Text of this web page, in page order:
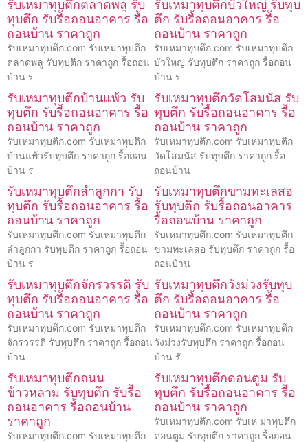
รับเหมาทุบตึกตลาดพลู รับ
ทุบตึก รับรื้อถอนอาคาร รื้อ
ถอนบ้าน ราคาถูก
รับเหมาทุบตึก.com รับเหมาทุบตึก
ตลาดพลู รับทุบตึก ราคาถูก รื้อถอน
บ้าน ร
รับเหมาทุบตึกบัวใหญ่ รับทุบ
ตึก รับรื้อถอนอาคาร รื้อ
ถอนบ้าน ราคาถูก
รับเหมาทุบตึก.com รับเหมาทุบตึก
บัวใหญ่ รับทุบตึก ราคาถูก รื้อถอน
บ้าน ร
รับเหมาทุบตึกบ้านแพ้ว รับ
ทุบตึก รับรื้อถอนอาคาร รื้อ
ถอนบ้าน ราคาถูก
รับเหมาทุบตึก.com รับเหมาทุบตึก
บ้านแพ้วรับทุบตึก ราคาถูก รื้อถอน
บ้าน ร
รับเหมาทุบตึกวัดโสมนัส รับ
ทุบตึก รับรื้อถอนอาคาร รื้อ
ถอนบ้าน ราคาถูก
รับเหมาทุบตึก.com รับเหมาทุบตึก
วัดโสมนัส รับทุบตึก ราคาถูก รื้อ
ถอนบ้าน
รับเหมาทุบตึกลำลูกกา รับ
ทุบตึก รับรื้อถอนอาคาร รื้อ
ถอนบ้าน ราคาถูก
รับเหมาทุบตึก.com รับเหมาทุบตึก
ลำลูกกา รับทุบตึก ราคาถูก รื้อถอน
บ้าน ร
รับเหมาทุบตึกขามทะเลสอ
รับทุบตึก รับรื้อถอนอาคาร
รื้อถอนบ้าน ราคาถูก
รับเหมาทุบตึก.com รับเหมาทุบตึก
ขามทะเลสอ รับทุบตึก ราคาถูก รื้อ
ถอนบ้าน
รับเหมาทุบตึกจักรวรรดิ รับ
ทุบตึก รับรื้อถอนอาคาร รื้อ
ถอนบ้าน ราคาถูก
รับเหมาทุบตึก.com รับเหมาทุบตึก
จักรวรรดิ รับทุบตึก ราคาถูก รื้อถอน
บ้าน
รับเหมาทุบตึกวังม่วงรับทุบ
ตึก รับรื้อถอนอาคาร รื้อ
ถอนบ้าน ราคาถูก
รับเหมาทุบตึก.com รับเหมาทุบตึก
วังม่วงรับทุบตึก ราคาถูก รื้อถอน
บ้าน รั
รับเหมาทุบตึกถนน
ข้าวหลาม รับทุบตึก รับรื้อ
ถอนอาคาร รื้อถอนบ้าน
ราคาถูก
รับเหมาทุบตึก.com รับเหมาทุบตึก
รับเหมาทุบตึกดอนตูม รับ
ทุบตึก รับรื้อถอนอาคาร รื้อ
ถอนบ้าน ราคาถูก
รับเหมาทุบตึก.com รับเห มาทุบตึก
ดอนตูม รับทุบตึก ราคาถูก รื้อถอน